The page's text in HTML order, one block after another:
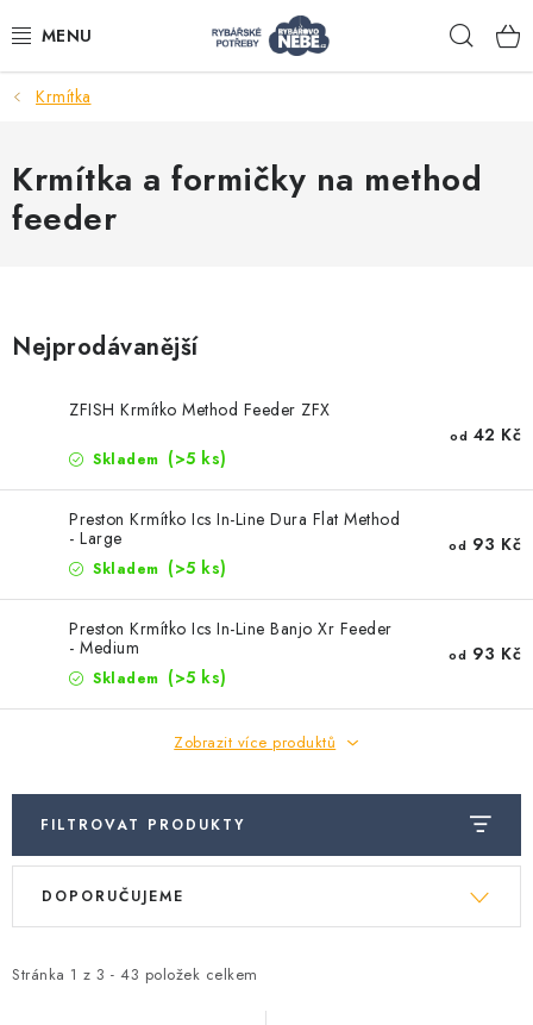
na
Akce
Navijáky
Nástrahy a krmení
Tašky a obaly
Camping
Stojany a signalizátory
Lov s lodí
Krmítka
Krmítka a formičky na method
feeder
Nejprodávanější
ZFISH Krmítko Method Feeder ZFX
Skladem (>5 ks)
od 42 Kč
Preston Krmítko Ics In-Line Dura Flat Method
- Large
Skladem (>5 ks)
od 93 Kč
Preston Krmítko Ics In-Line Banjo Xr Feeder
- Medium
Skladem (>5 ks)
od 93 Kč
Zobrazit více produktů
FILTROVAT PRODUKTY
ý
i
Stránka 1 z 3 - 43 položek celkem
Ř
e
DOPORUČUJEME